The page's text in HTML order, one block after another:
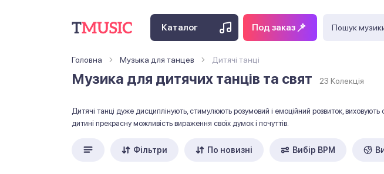
Каталог Под заказ
Головна Музыка для танцев Дитячі танці
Музика для дитячих танців та свят 23 Колекція
Дитячі танці дуже дисциплінують, стимулюють розумовий і емоційний розвиток,
дитині прекрасну можливість вираження своїх думок і почуттів.
Фільтри По новизні Вибір ВРМ